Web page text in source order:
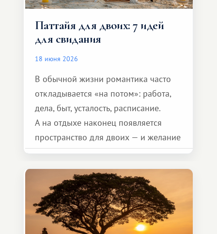
Паттайя для двоих: 7 идей
для свидания
18 июня 2026
В обычной жизни романтика часто
откладывается «на потом»: работа,
дела, быт, усталость, расписание.
А на отдыхе наконец появляется
пространство для двоих — и желание
сделать для близкого человека что-то
особенное. Не обязательно
масштабное, но тёплое
и запоминающееся :)